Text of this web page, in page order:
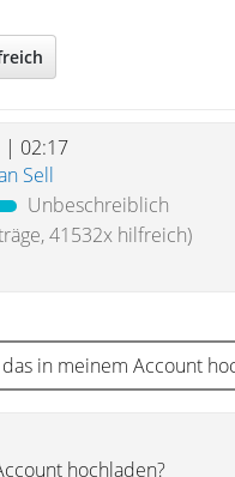
| 02:17
Sell
Unbeschreiblich
41532x hilfreich)
in meinem Account
hochladen?